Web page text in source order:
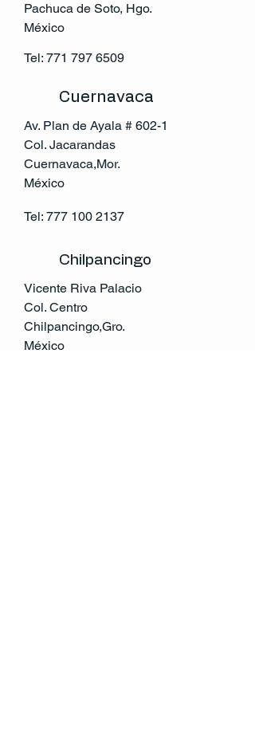
Pachuca de Soto, Hgo.
México
Tel: 771 797 6509
Cuernavaca
Av. Plan de Ayala # 602-1
Col. Jacarandas
Cuernavaca,Mor.
México
Tel: 777 100 2137
Chilpancingo
Vicente Riva Palacio
Col. Centro
Chilpancingo,Gro.
México